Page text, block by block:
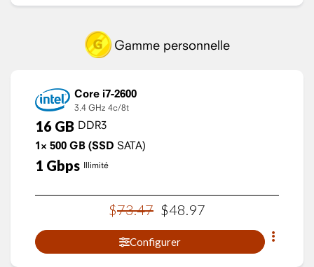
Gamme personnelle
Core i7-2600
3.4 GHz 4c/8t
16 GB DDR3
1× 500 GB (SSD SATA)
1 Gbps Illimité
$73.47 $48.97
Configurer